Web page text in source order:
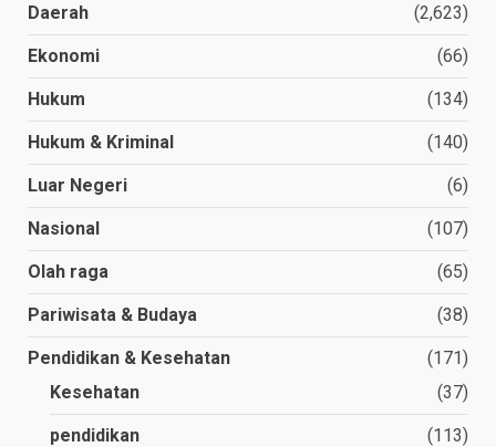
Daerah (2,623)
Ekonomi (66)
Hukum (134)
Hukum & Kriminal (140)
Luar Negeri (6)
Nasional (107)
Olah raga (65)
Pariwisata & Budaya (38)
Pendidikan & Kesehatan
(171)
Kesehatan
(37)
pendidikan (113)